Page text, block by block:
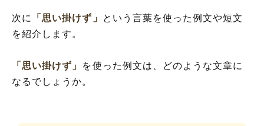
次に 「思い掛けず」
という言葉を使った例文や短文
を紹介します。
「思い掛けず」 を使った例文は、どのような文章に
なるでしょうか。